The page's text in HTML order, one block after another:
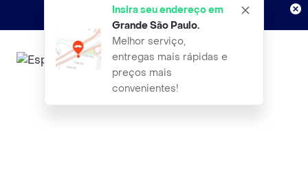
Insira seu endereço em
Grande São Paulo.
Melhor serviço,
entregas mais rápidas e
preços mais
convenientes!
Entregas grátis por 15 dias!
Aplicam T&C